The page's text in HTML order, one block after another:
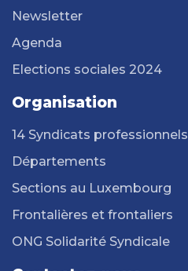
Newsletter
Agenda
Elections sociales 2024
Organisation
14 Syndicats professionnels
Départements
Sections au Luxembourg
Frontalières et frontaliers
ONG Solidarité Syndicale